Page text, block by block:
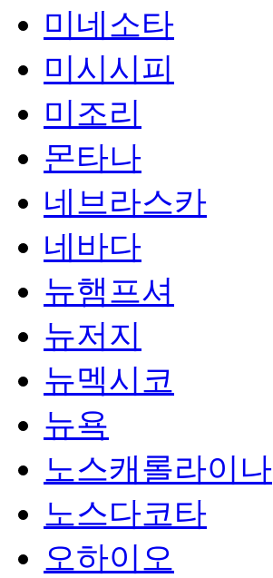
미네소타
미시시피
미조리
몬타나
네브라스카
네바다
뉴햄프셔
뉴저지
뉴멕시코
뉴욕
노스캐롤라이나
노스다코타
오하이오